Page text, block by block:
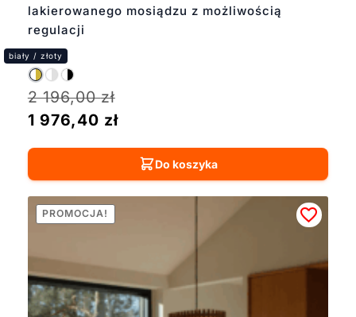
lakierowanego mosiądzu z możliwością
regulacji
2 196,00zł
1 976,40 zł
Do koszyka
PROMOCJA!